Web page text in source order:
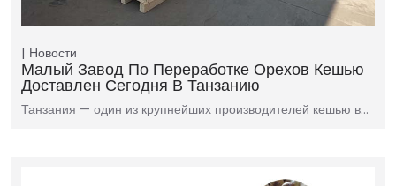
Новости
Малый Завод По Переработке Орехов Кешью
Доставлен Сегодня В Танзанию
Танзания — один из крупнейших производителей кешью в…